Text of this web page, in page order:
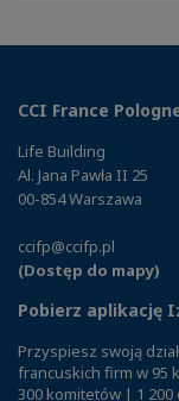
CCI France
Life Building
Al. Jana Pawła II 25
00-854 Warszawa
ccifp@ccifp.pl
(Dostęp do mapy)
Pobierz aplikację
Przyspiesz swoją
francuskich firm w 95
300 komitetów | 1